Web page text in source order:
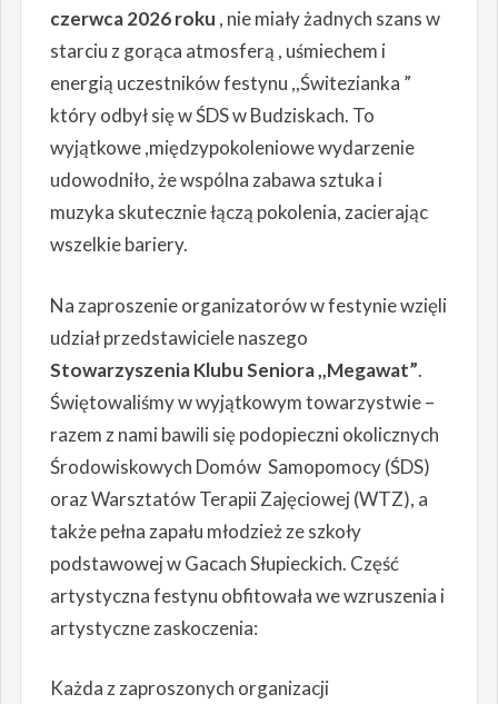
czerwca 2026 roku , nie miały żadnych szans w
starciu z gorąca atmosferą , uśmiechem i
energią uczestników festynu ,,Świtezianka ”
który odbył się w ŚDS w Budziskach. To
wyjątkowe ,międzypokoleniowe wydarzenie
udowodniło, że wspólna zabawa sztuka i
muzyka skutecznie łączą pokolenia, zacierając
wszelkie bariery.
Na zaproszenie organizatorów w festynie wzięli
udział przedstawiciele naszego
Stowarzyszenia Klubu Seniora ,,Megawat”.
Świętowaliśmy w wyjątkowym towarzystwie –
razem z nami bawili się podopieczni okolicznych
Środowiskowych Domów Samopomocy (ŚDS)
oraz Warsztatów Terapii Zajęciowej (WTZ), a
także pełna zapału młodzież ze szkoły
podstawowej w Gacach Słupieckich. Część
artystyczna festynu obfitowała we wzruszenia i
artystyczne zaskoczenia:
Każda z zaproszonych organizacji